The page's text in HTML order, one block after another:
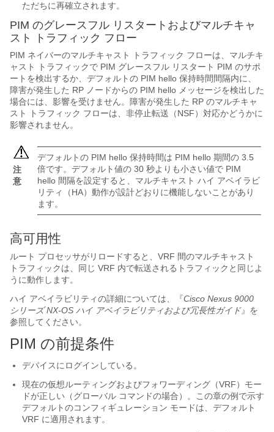
ただちに再確立されます。
PIM のグレースフル リスタートおよびマルチキャ
スト トラフィック フロー
PIM ネイバーのマルチキャスト トラフィック フローは、マルチキ
ャスト トラフィックで PIM グレースフル リスタート PIM のサポ
ートを検出するか、デフォルトの PIM hello 保持時間間隔内に、
障害が発生した RP ノードからの PIM hello メッセージを検出した
場合には、影響を受けません。障害が発生した RP のマルチキャ
スト トラフィック フローは、非停止転送（NSF）対応かどうかに
影響されません。
注
意
デフォルトの PIM hello 保持時間は PIM hello 期間の 3.5
倍です。デフォルト値の 30 秒よりも小さい値で PIM
hello 間隔を設定すると、マルチキャスト ハイ アベイラビ
リティ（HA）動作が設計どおりに機能しないことがあり
ます。
高可用性
ルート プロセッサがリロードすると、VRF 間のマルチキャスト
トラフィックは、同じ VRF 内で転送されるトラフィックと同じよ
うに動作します。
ハイ アベイラビリティの詳細については、『Cisco Nexus 9000
シリーズ NX-OS ハイ アベイラビリティおよび冗長性ガイド』を
参照してください。
PIM の前提条件
デバイスにログインしている。
現在の仮想ルーティングおよびフォワーディング（VRF）モー
ドが正しい（グローバル コマンドの場合）。この章の例で示す
デフォルトのコンフィギュレーション モードは、デフォルト
VRF に適用されます。